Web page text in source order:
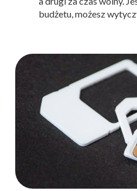
budżetu, możesz